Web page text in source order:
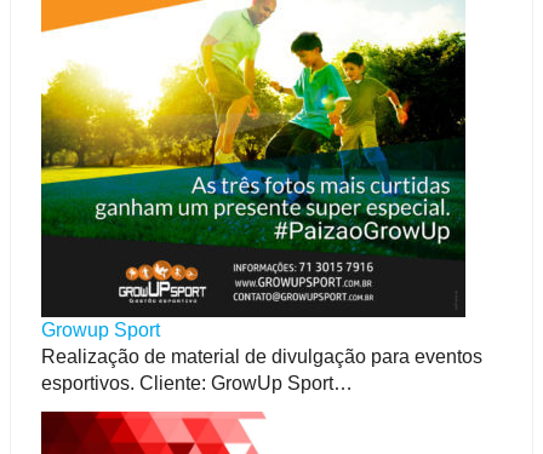
Growup Sport
Realização de material de divulgação para eventos
esportivos. Cliente: GrowUp Sport…